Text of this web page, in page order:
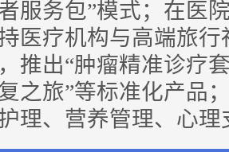
服务包”模式；在医
医疗机构与高端旅
推出“肿瘤精准诊疗
之旅”等标准化产品
理、营养管理、心